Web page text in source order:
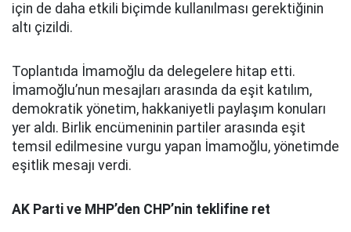
için de daha etkili biçimde kullanılması gerektiğinin
altı çizildi.
Toplantıda İmamoğlu da delegelere hitap etti.
İmamoğlu’nun mesajları arasında da eşit katılım,
demokratik yönetim, hakkaniyetli paylaşım konuları
yer aldı. Birlik encümeninin partiler arasında eşit
temsil edilmesine vurgu yapan İmamoğlu, yönetimde
eşitlik mesajı verdi.
AK Parti ve MHP’den CHP’nin teklifine ret